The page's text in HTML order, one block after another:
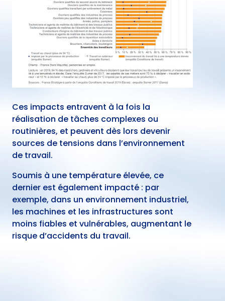
Ces impacts entravent à la fois la
réalisation de tâches complexes ou
routinières, et peuvent dès lors devenir
sources de tensions dans l’environnement
de travail.
Soumis à une température élevée, ce
dernier est également impacté : par
exemple, dans un environnement industriel,
les machines et les infrastructures sont
moins fiables et vulnérables, augmentant le
risque d’accidents du travail.